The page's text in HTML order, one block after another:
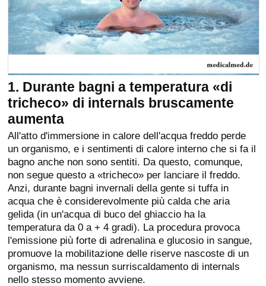
1. Durante bagni a temperatura «di
tricheco» di internals bruscamente
aumenta
All'atto d'immersione in calore dell'acqua freddo perde
un organismo, e i sentimenti di calore interno che si fa il
bagno anche non sono sentiti. Da questo, comunque,
non segue questo a «tricheco» per lanciare il freddo.
Anzi, durante bagni invernali della gente si tuffa in
acqua che è considerevolmente più calda che aria
gelida (in un'acqua di buco del ghiaccio ha la
temperatura da 0 a + 4 gradi). La procedura provoca
l'emissione più forte di adrenalina e glucosio in sangue,
promuove la mobilitazione delle riserve nascoste di un
organismo, ma nessun surriscaldamento di internals
nello stesso momento avviene.